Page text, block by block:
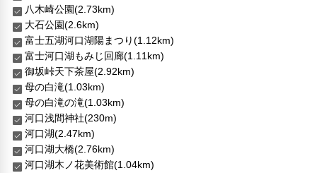
八木崎公園(2.73km)
大石公園(2.6km)
富士五湖河口湖陽まつり(1.12km)
富士河口湖もみじ回廊(1.11km)
御坂峠天下茶屋(2.92km)
母の白滝(1.03km)
母の白滝の滝(1.03km)
河口浅間神社(230m)
河口湖(2.47km)
河口湖大橋(2.76km)
河口湖木ノ花美術館(1.04km)